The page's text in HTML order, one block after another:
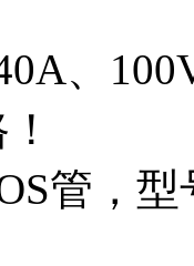
、
管，